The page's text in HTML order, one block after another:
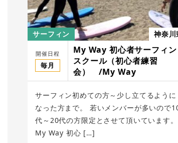
サーフィン 神奈川
開催日程
毎月
My Way 初心者サーフィン
スクール（初心者練習
会） /My Way
サーフィン初めての方～少し立てるように
なった方まで。 若いメンバーが多いので
代～20代の方限定とさせて頂いています。
My Way 初心 […]